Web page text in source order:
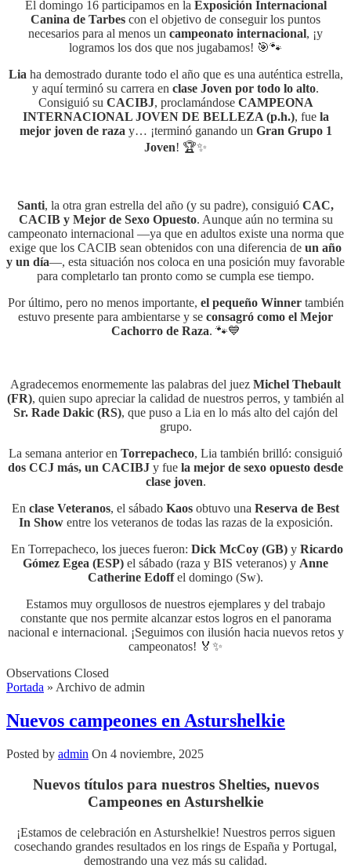
El domingo 16 participamos en la Exposición Internacional
Canina de Tarbes con el objetivo de conseguir los puntos
necesarios para al menos un campeonato internacional, ¡y
logramos los dos que nos jugabamos! 🎯🐾
Lia ha demostrado durante todo el año que es una auténtica estrella,
y aquí terminó su carrera en clase Joven por todo lo alto.
Consiguió su CACIBJ, proclamándose CAMPEONA
INTERNACIONAL JOVEN DE BELLEZA (p.h.), fue la
mejor joven de raza y… ¡terminó ganando un Gran Grupo 1
Joven! 🏆✨
Santi, la otra gran estrella del año (y su padre), consiguió CAC,
CACIB y Mejor de Sexo Opuesto. Aunque aún no termina su
campeonato internacional —ya que en adultos existe una norma que
exige que los CACIB sean obtenidos con una diferencia de un año
y un día—, esta situación nos coloca en una posición muy favorable
para completarlo tan pronto como se cumpla ese tiempo.
Por último, pero no menos importante, el pequeño Winnertambién
estuvo presente para ambientarse y se consagró como el Mejor
Cachorro de Raza. 🐾💙
Agradecemos enormemente las palabras del juez Michel Thebault
(FR), quien supo apreciar la calidad de nuestros perros, y también al
Sr. Rade Dakic (RS), que puso a Lia en lo más alto del cajón del
grupo.
La semana anterior en Torrepacheco, Lia también brilló: consiguió
dos CCJ más, un CACIBJ y fue la mejor de sexo opuesto desde
clase joven.
En clase Veteranos, el sábado Kaos obtuvo una Reserva de Best
In Showentre los veteranos de todas las razas de la exposición.
En Torrepacheco, los jueces fueron: Dick McCoy (GB) y Ricardo
Gómez Egea (ESP) el sábado (raza y BIS veteranos) y Anne
Catherine Edoffel domingo (Sw).
Estamos muy orgullosos de nuestros ejemplares y del trabajo
constante que nos permite alcanzar estos logros en el panorama
nacional e internacional. ¡Seguimos con ilusión hacia nuevos retos y
campeonatos! 🏅✨
Observations Closed
Portada » Archivo de admin
Nuevos campeones en Asturshelkie
Posted by admin On 4 noviembre, 2025
Nuevos títulos para nuestrosShelties, nuevos
Campeones en Asturshelkie
¡Estamos de celebración en Asturshelkie! Nuestros perros siguen
cosechando grandes resultados en los rings de España y Portugal,
demostrando una vez más su calidad.